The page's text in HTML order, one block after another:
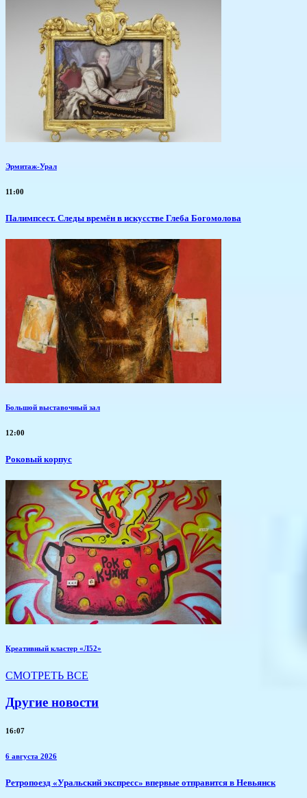
Эрмитаж-Урал
11:00
Палимпсест. Следы времён в искусстве Глеба Богомолова
Большой выставочный зал
12:00
Роковый корпус
Креативный кластер «Л52»
СМОТРЕТЬ ВСЕ
Другие новости
16:07
6 августа 2026
​Ретропоезд «Уральский экспресс» впервые отправится в Невьянск